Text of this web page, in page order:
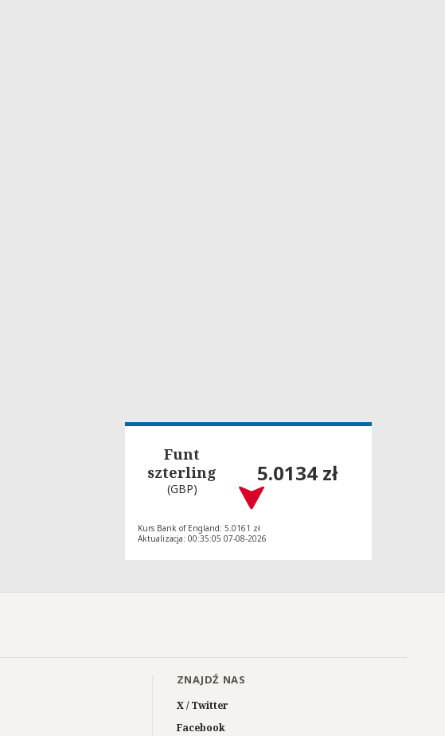
Funt
szterling
(GBP)
5.0134 zł
Kurs Bank of England: 5.0161 zł
Aktualizacja: 00:35:05 07-08-2026
ZNAJDŹ NAS
X / Twitter
Facebook